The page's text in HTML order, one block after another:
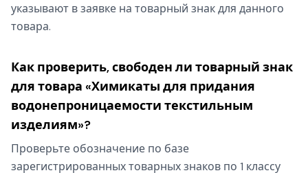
указывают в заявке на товарный знак для данного
товара.
Как проверить, свободен ли товарный знак
для товара «Химикаты для придания
водонепроницаемости текстильным
изделиям»?
Проверьте обозначение по базе
зарегистрированных товарных знаков по 1 классу